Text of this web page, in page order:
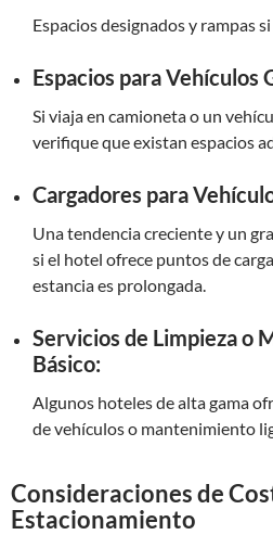
Espacios designados y rampas
Espacios para Vehículos
Si viaja en camioneta o un
verifique que existan espacios
Cargadores para
Una tendencia creciente y un
si el hotel ofrece puntos de
estancia es prolongada.
Servicios de Limpieza o
Básico:
Algunos hoteles de alta gama
de vehículos o mantenimiento
Consideraciones de
Estacionamiento